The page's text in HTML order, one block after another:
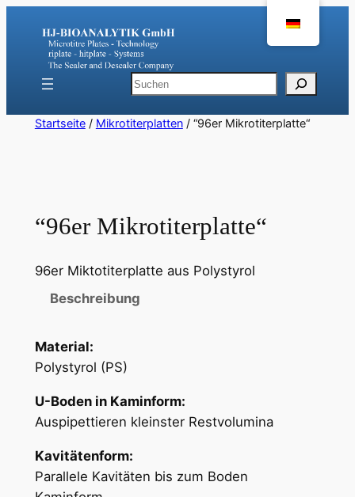
springen
Suchen
Startseite/ Mikrotiterplatten/ “96er Mikrotiterplatte“
“96er Mikrotiterplatte“
96er Miktotiterplatte aus Polystyrol
Beschreibung
Material:
Polystyrol (PS)
U-Boden in Kaminform:
Auspipettieren kleinster Restvolumina
Kavitätenform:
Parallele Kavitäten bis zum Boden